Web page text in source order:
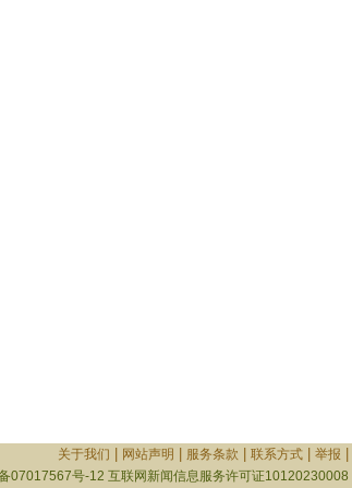
关于我们
网站声明 服务条款 联系方式| 举报
07017567号-12 互联网新闻信息服务许可证10120230008